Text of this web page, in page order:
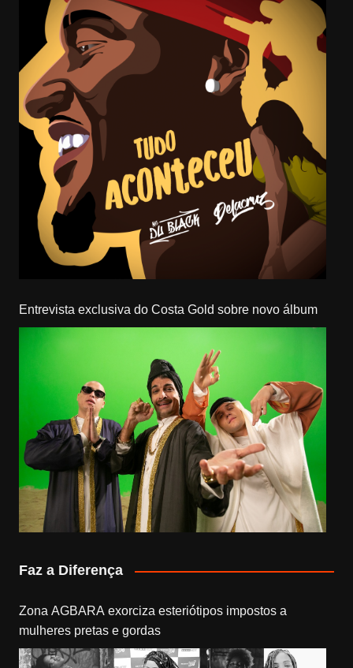
Entrevista exclusiva do Costa Gold sobre novo álbum
Faz a Diferença
Zona AGBARA exorciza esteriótipos impostos a
mulheres pretas e gordas